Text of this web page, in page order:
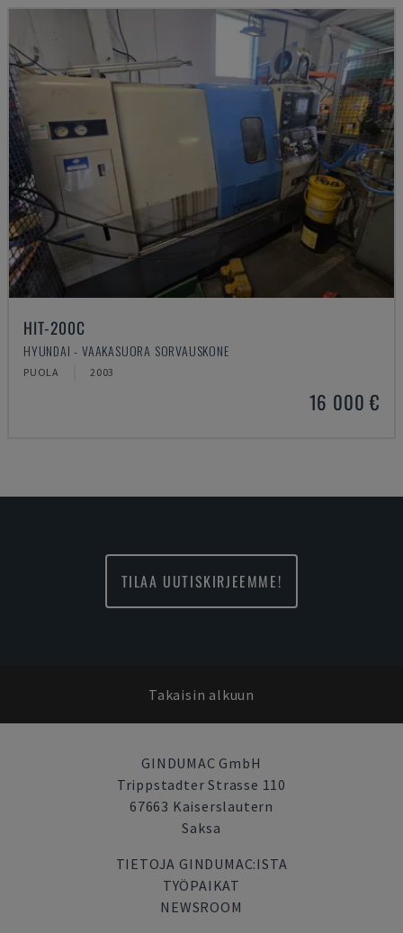
HIT-200C
HYUNDAI - VAAKASUORA SORVAUSKONE
PUOLA 2003
16 000 €
TILAA UUTISKIRJEEMME!
Takaisin alkuun
GINDUMAC GmbH
Trippstadter Strasse 110
67663 Kaiserslautern
Saksa
TIETOJA GINDUMAC:ISTA
TYÖPAIKAT
NEWSROOM